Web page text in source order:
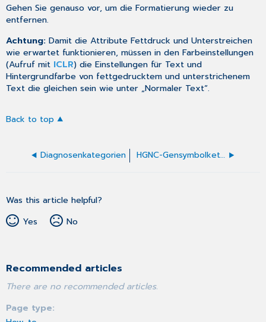
Gehen Sie genauso vor, um die Formatierung wieder zu
entfernen.
Achtung:Damit die Attribute Fettdruck und Unterstreichen
wie erwartet funktionieren, müssen in denFarbeinstellungen
(Aufruf mit ICLR) die Einstellungen für Text und
Hintergrundfarbe von fettgedrucktem und unterstrichenem
Text die gleichen sein wie unter „Normaler Text“.
Back to top
Diagnosenkategorien HGNC-Gensymbolketten erfassen und bearbeiten
Was this article helpful?
Yes
No
Recommended articles
There are no recommended articles.
Page type